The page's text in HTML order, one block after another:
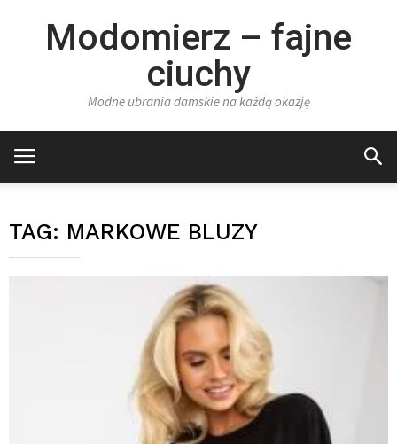
Modomierz – fajne
ciuchy
Modne ubrania damskie na każdą okazję
TAG: MARKOWE BLUZY